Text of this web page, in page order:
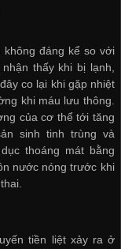
đáng kể so với
thấy khi bị lạnh,
co lại khi gặp nhiệt
khi máu lưu thông.
của cơ thể tới tăng
sinh tinh trùng và
thoáng mát bằng
nước nóng trước khi
tiền liệt xảy ra ở